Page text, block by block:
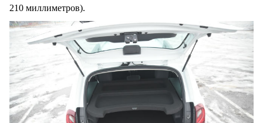
210 миллиметров).